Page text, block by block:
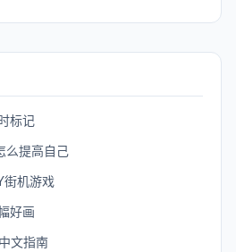
标记
么提高自己
街机游戏
好画
文指南